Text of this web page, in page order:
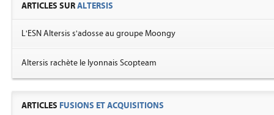
ARTICLES SURALTERSIS
L'ESN Altersis s'adosse au groupe Moongy
Altersis rachète le lyonnais Scopteam
ARTICLES FUSIONS ET ACQUISITIONS